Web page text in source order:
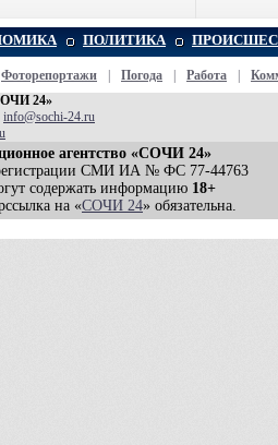
ПОЛИТИКА
Фоторепортажи Погода Работа
24»
info@sochi-24.ru
агентство «СОЧИ 24»
СМИ ИА № ФС 77-44763
содержать информацию 18+
на «СОЧИ 24» обязательна.